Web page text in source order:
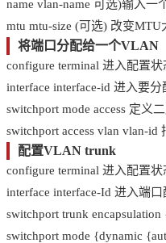
name vlan-name 可选)输入
mtu mtu-size (可选) 改变MTU
将端口分配给一个VLAN
configure terminal 进入配置状
interface interface-id 进入要分
switchport mode access 定义
switchport access vlan vlan-
配置VLAN trunk
configure terminal 进入配置状
interface interface-Id 进入端
switchport trunk
switchport mode {dynamic